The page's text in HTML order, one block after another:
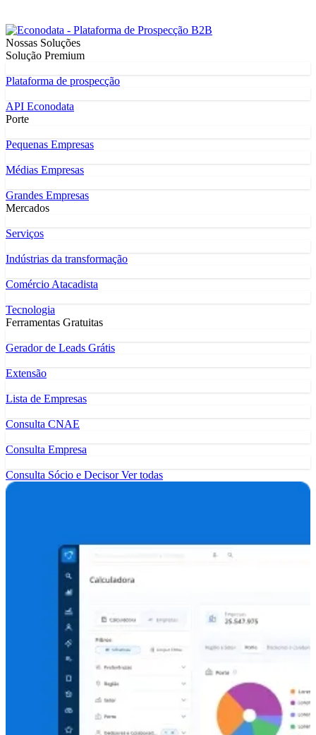
Nossas Soluções
Solução Premium
Plataforma de prospecção
API Econodata
Porte
Pequenas Empresas
Médias Empresas
Grandes Empresas
Mercados
Serviços
Indústrias da transformação
Comércio Atacadista
Tecnologia
Ferramentas Gratuitas
Gerador de Leads Grátis
Extensão
Lista de Empresas
Consulta CNAE
Consulta Empresa
Consulta Sócio e DecisorVer todas